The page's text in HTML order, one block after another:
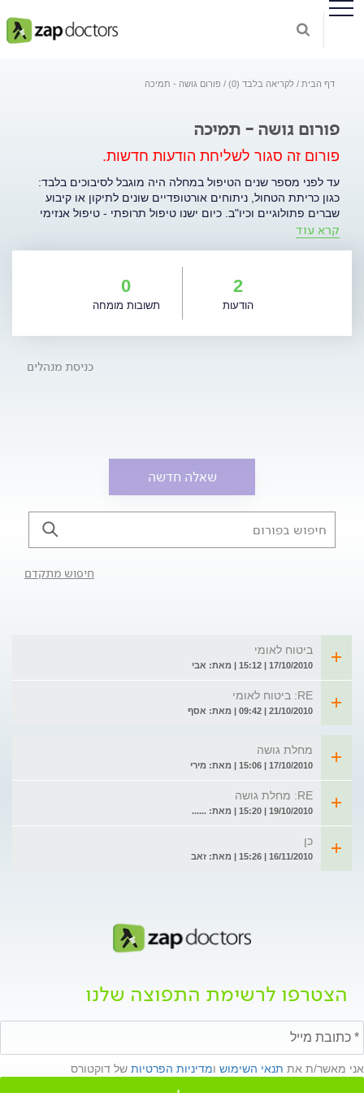
דף הבית לקריאה בלבד (0) פורום גושה - תמיכה
פורום גושה - תמיכה
פורום זה סגור לשליחת הודעות חדשות.
עד לפני מספר שנים הטיפול במחלה היה מוגבל לסיבוכים בלבד:
כגון כריתת הטחול, ניתוחים אורטופדיים שונים לתיקון או קיבוע
שברים פתולוגיים וכיו"ב. כיום ישנו טיפול תרופתי - טיפול אנזימי
חליפי הכלול בסל הבריאות. בואו לדבר על זה בפורום גושה -
קרא עוד
2
הודעות
0
תשובות מומחה
כניסת מנהלים
שאלה חדשה
חיפוש מתקדם
ביטוח לאומי
17/10/2010 | 15:12 | מאת: אבי
RE: ביטוח לאומי
21/10/2010 | 09:42 | מאת: אסף
מחלת גושה
17/10/2010 | 15:06 | מאת: מירי
RE: מחלת גושה
19/10/2010 | 15:20 | מאת: ......
כן
16/11/2010 | 15:26 | מאת: זאב
הצטרפו לרשימת התפוצה שלנו
אני מאשר/ת את תנאי השימוש ומדיניות הפרטיות של דוקטורס